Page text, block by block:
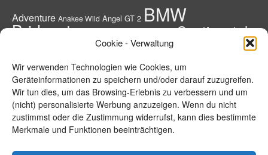
Cookie - Verwaltung
Wir verwenden Technologien wie Cookies, um
Geräteinformationen zu speichern und/oder darauf zuzugreifen.
Wir tun dies, um das Browsing-Erlebnis zu verbessern und um
(nicht) personalisierte Werbung anzuzeigen. Wenn du nicht
zustimmst oder die Zustimmung widerrufst, kann dies bestimmte
Merkmale und Funktionen beeinträchtigen.
Adventure Anakee Wild Angel GT 2 BMW
Bridgestone Continental
Conti Road Attack 3 Conti RoadAttack 4
DunlopGeländereifen Grobstoller Honda
HypersportreifenM 7 RRM9 RRMetzeler
Michelin Michelin Road 5 MotorradMPR 4 GT
PirelliPower 5 Power Cup 2Power RS R 1250 GS R 1250
GS Adventure
Reifen Road 5 Trail Roadsmart 3
Roadtec 01 S 1000 R
Scorpion Trail 2 Sportreifen Sportsmart TT sportsmart²-max T30